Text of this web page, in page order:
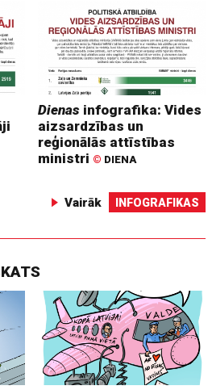
Dienas infografika: Vides
aizsardzības un
reģionālās attīstības
ministri © DIENA
Vairāk INFOGRAFIKAS